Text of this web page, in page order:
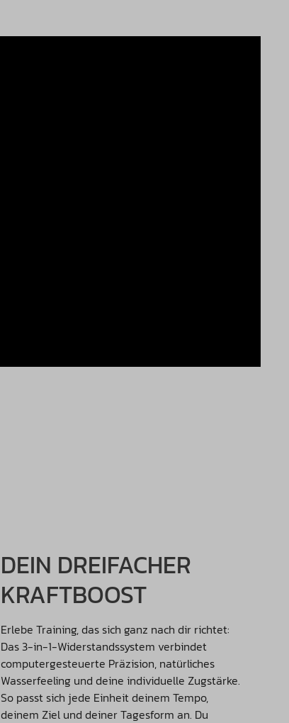
DEIN DREIFACHER
KRAFTBOOST
Erlebe Training, das sich ganz nach dir richtet:
Das 3-in-1-Widerstandssystem verbindet
computergesteuerte Präzision, natürliches
Wasserfeeling und deine individuelle Zugstärke.
So passt sich jede Einheit deinem Tempo,
deinem Ziel und deiner Tagesform an. Du